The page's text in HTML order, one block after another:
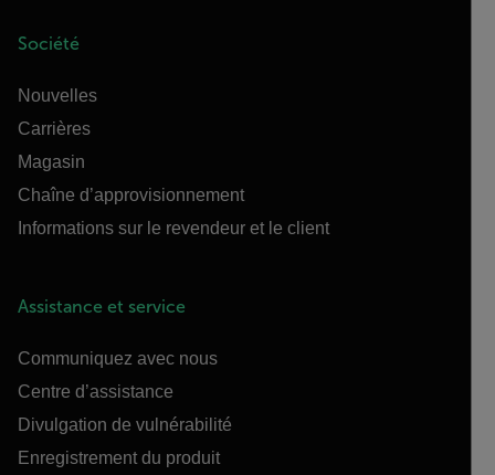
Société
Nouvelles
Carrières
Magasin
Chaîne d’approvisionnement
Informations sur le revendeur et le client
Assistance et service
Communiquez avec nous
Centre d’assistance
Divulgation de vulnérabilité
Enregistrement du produit